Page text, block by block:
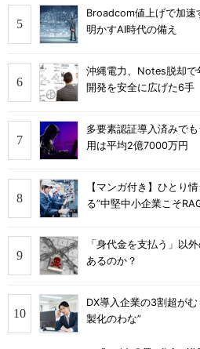
Broadcom値上げで加
明かすAI時代の備え
沖縄電力、Notes脱却
開発を安全に広げた6手
多要素認証導入済みで
用は平均2億7000万円
【マンガ付き】ひとり
る”中堅中小企業こそ
「身代金を支払う」以
あるのか？
DX導入企業の3割超が
製化のわな”